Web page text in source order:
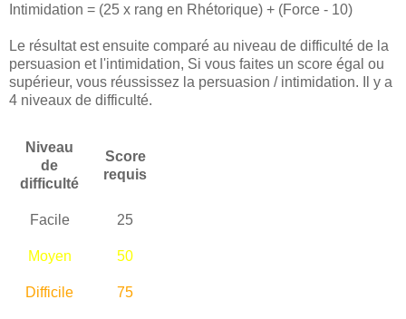
Intimidation = (25 x rang en Rhétorique) + (Force - 10)
Le résultat est ensuite comparé au niveau de difficulté de la
persuasion et l'intimidation, Si vous faites un score égal ou
supérieur, vous réussissez la persuasion / intimidation. Il y a
4 niveaux de difficulté.
Niveau
de
difficulté
Score
requis
Facile 25
Moyen 50
Difficile 75